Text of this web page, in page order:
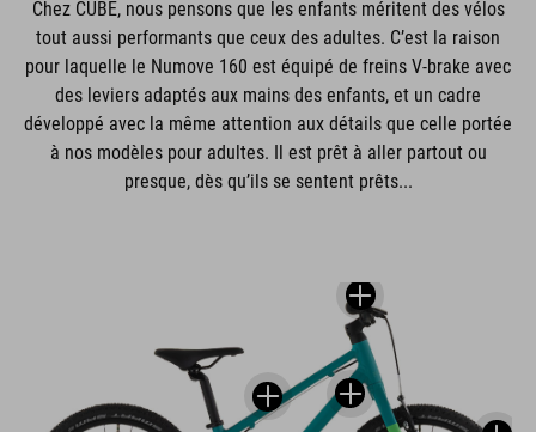
Chez CUBE, nous pensons que les enfants méritent des vélos
tout aussi performants que ceux des adultes. C’est la raison
pour laquelle le Numove 160 est équipé de freins V-brake avec
des leviers adaptés aux mains des enfants, et un cadre
développé avec la même attention aux détails que celle portée
à nos modèles pour adultes. Il est prêt à aller partout ou
presque, dès qu’ils se sentent prêts...